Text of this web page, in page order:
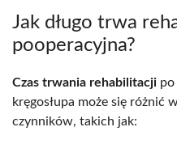
Jak długo trwa
pooperacyjna?
Czas trwania rehabilitacji
kręgosłupa może się różnić
czynników, takich jak: